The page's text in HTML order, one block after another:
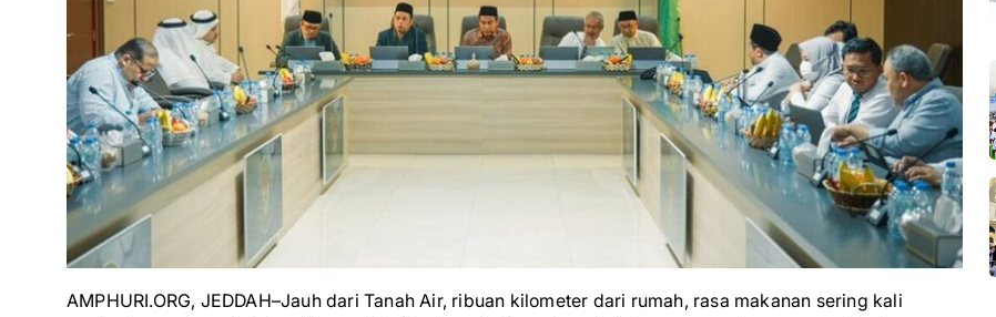
AMPHURI.ORG, JEDDAH–Jauh dari Tanah Air, ribuan kilometer dari rumah, rasa makanan sering kali